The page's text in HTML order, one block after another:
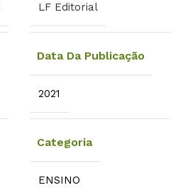
LF Editorial
Data Da Publicação
2021
Categoria
ENSINO